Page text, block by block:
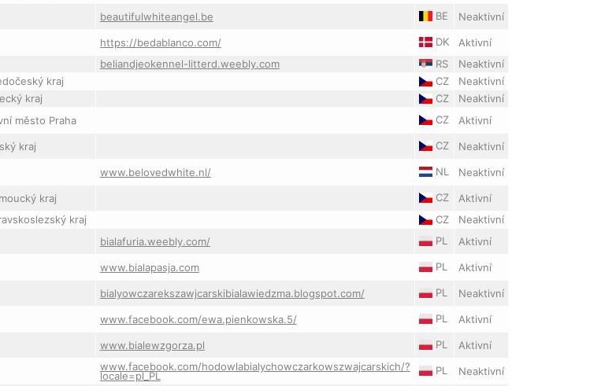
beautifulwhiteangel.be BE Neaktivní
https://bedablanco.com/ DK
Aktivní
beliandjeokennel-litterd.weebly.com RS
Neaktivní
kraj CZ
Neaktivní
kraj CZ
Neaktivní
město Praha CZ
Aktivní
kraj CZ Neaktivní
www.belovedwhite.nl/ NL Neaktivní
kraj CZ
Aktivní
kraj CZ
Neaktivní
bialafuria.weebly.com/ PL Aktivní
www.bialapasja.com PL Aktivní
bialyowczarekszawjcarskibialawiedzma.blogspot.com/ PL
Neaktivní
www.facebook.com/ewa.pienkowska.5/ PL Aktivní
www.bialewzgorza.pl PL Aktivní
www.facebook.com/hodowlabialychowczarkowszwajcarskich/?
locale=pl_PL PL Neaktivní